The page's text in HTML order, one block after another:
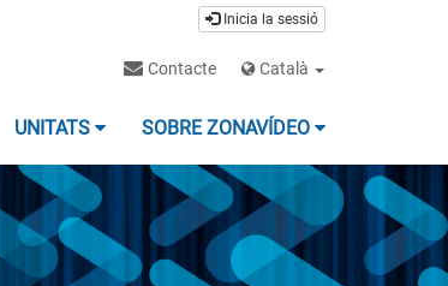
Inicia la sessió
Contacte Català
UNITATS SOBRE ZONAVÍDEO